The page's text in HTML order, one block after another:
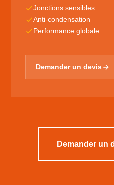
Jonctions sensibles
Anti-condensation
Performance globale
Demander un devis
Demander un